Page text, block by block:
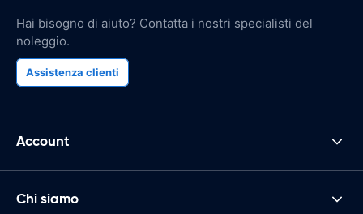
Hai bisogno di aiuto? Contatta i nostri specialisti del
noleggio.
Assistenza clienti
Account
Chi siamo